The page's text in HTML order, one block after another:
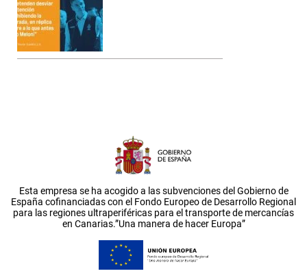
Esta empresa se ha acogido a las subvenciones del Gobierno de
España cofinanciadas con el Fondo Europeo de Desarrollo Regional
para las regiones ultraperiféricas para el transporte de mercancías
en Canarias.”Una manera de hacer Europa”